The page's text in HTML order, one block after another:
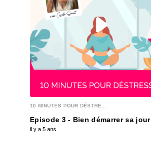
10 MINUTES POUR DÉSTRE...
Episode 3 - Bien démarrer sa
il y a 5 ans